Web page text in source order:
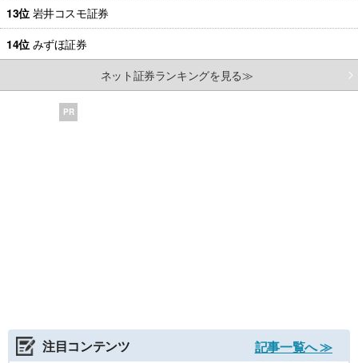
13位 岩井コスモ証券
14位 みずほ証券
ネット証券ランキングを見る≫
PR
注目コンテンツ
記事一覧へ ≫